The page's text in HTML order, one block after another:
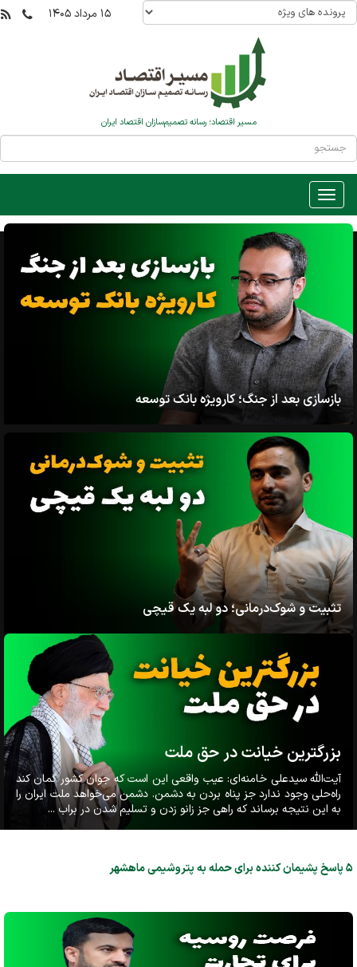
۱۵ مرداد ۱۴۰۵
مسیر اقتصاد؛ رسانه تصمیم‌سازان اقتصاد ایران
بازسازی بعد از جنگ؛ کارویژه بانک توسعه
تثبیت و شوک‌درمانی؛ دو لبه یک قیچی
بزرگترین خیانت در حق ملت
آیت‌الله سیدعلی خامنه‌ای: عیب واقعی این است که جوان کشور گمان کند
راه‌حلی وجود ندارد جز پناه بردن به دشمن. دشمن می‌خواهد ملت ایران را
به این نتیجه برساند که راهی جز زانو زدن و تسلیم شدن در براب ...
۵ پاسخ پشیمان کننده برای حمله به پتروشیمی ماهشهر